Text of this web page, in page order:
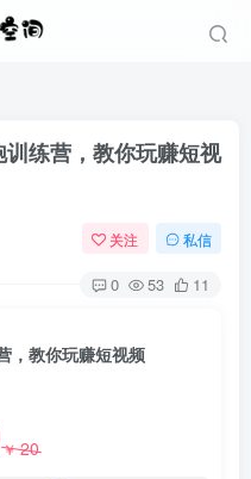
练营，教你玩赚短视
关注 私信
0 53 11
，教你玩赚短视频
￥20